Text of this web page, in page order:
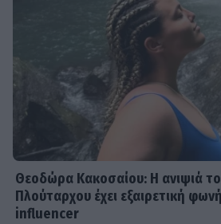
Θεοδώρα Κακοσαίου: Η ανιψιά
Πλούταρχου έχει εξαιρετική
influencer